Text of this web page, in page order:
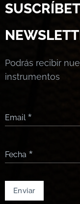
Podrás recibir
instrumentos
Email
Fecha
Enviar